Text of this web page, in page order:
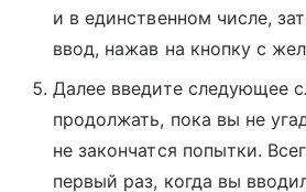
и в единственном числе,
ввод, нажав на кнопку с
Далее введите следующее
продолжать, пока вы не
не закончатся попытки.
первый раз, когда вы